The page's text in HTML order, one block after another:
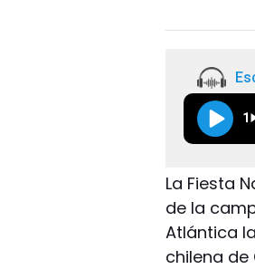
1
La Fiesta
de la
Atlántica
chilena de